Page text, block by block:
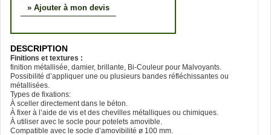
» Ajouter à mon devis
DESCRIPTION
Finitions et textures :
finition métallisée, damier, brillante, Bi-Couleur pour Malvoyants.
Possibilité d’appliquer une ou plusieurs bandes réfléchissantes ou
métallisées.
Types de fixations:
À sceller directement dans le béton.
À fixer à l’aide de vis et des chevilles métalliques ou chimiques.
À utiliser avec le socle pour potelets amovible.
Compatible avec le socle d’amovibilité ø 100 mm.